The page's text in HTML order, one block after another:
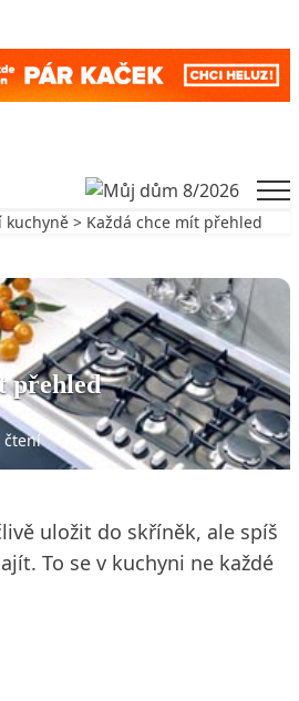
kuchyně > Každá chce mít přehled
přehled
čtení
uložit do skříněk, ale spíš
To se v kuchyni ne každé